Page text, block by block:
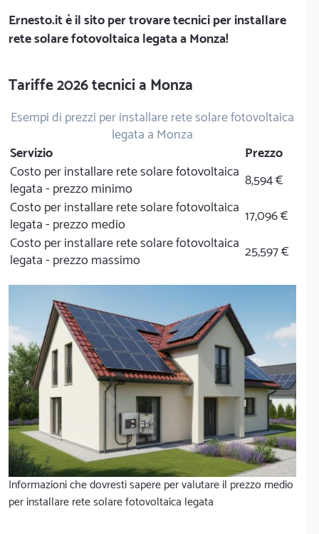
Ernesto.itè il sito per trovare tecnici per installare
rete solare fotovoltaica legata a Monza!
Tariffe 2026 tecnici a Monza
Esempi di prezzi per installare rete solare fotovoltaica
legata a Monza
Servizio
Prezzo
Costo per installare rete solare fotovoltaica
legata - prezzo minimo
8,594 €
Costo per installare rete solare fotovoltaica
legata - prezzo medio
17,096 €
Costo per installare rete solare fotovoltaica
legata - prezzo massimo
25,597 €
Informazioni che dovresti sapere per valutare il prezzo medio
per installare rete solare fotovoltaica legata